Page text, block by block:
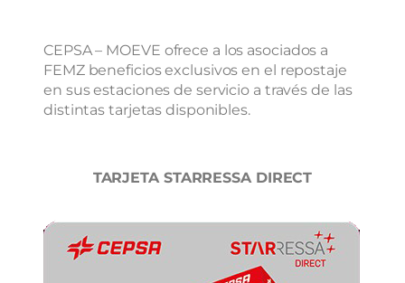
CEPSA – MOEVE ofrece a los asociados a
FEMZ beneficios exclusivos en el repostaje
en sus estaciones de servicio a través de las
distintas tarjetas disponibles.
TARJETA STARRESSA DIRECT